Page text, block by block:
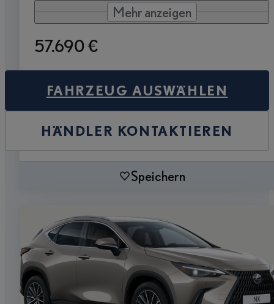
Mehr anzeigen
57.690 €
FAHRZEUG AUSWÄHLEN
HÄNDLER KONTAKTIEREN
Speichern